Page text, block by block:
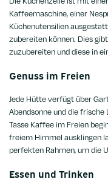
Kaffeemaschine, einer
Küchenutensilien
zubereiten können. Dies
zuzubereiten und diese in
Genuss im Freien
Jede Hütte verfügt über
Abendsonne und die frische
Tasse Kaffee im Freien
freiem Himmel ausklingen
perfekten Rahmen, um die
Essen und Trinken